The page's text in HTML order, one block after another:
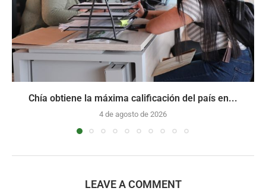
Chía obtiene la máxima calificación del país en...
4 de agosto de 2026
LEAVE A COMMENT